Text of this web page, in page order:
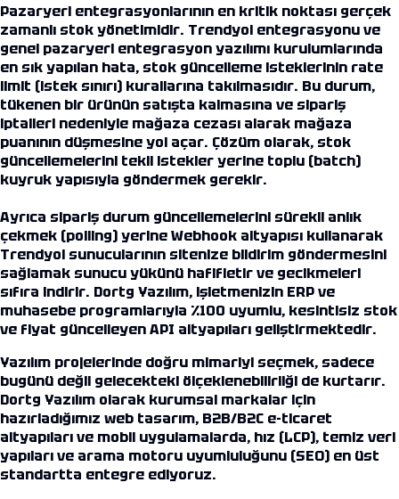
Pazaryeri entegrasyonlarının en kritik noktası gerçek
zamanlı stok yönetimidir. Trendyol entegrasyonuve
genel pazaryeri entegrasyon yazılımı kurulumlarında
en sık yapılan hata, stok güncelleme isteklerinin rate
limit (istek sınırı) kurallarına takılmasıdır. Bu durum,
tükenen bir ürünün satışta kalmasına ve sipariş
iptalleri nedeniyle mağaza cezası alarak mağaza
puanının düşmesine yol açar. Çözüm olarak, stok
güncellemelerini tekil istekler yerine toplu (batch)
kuyruk yapısıyla göndermek gerekir.
Ayrıca sipariş durum güncellemelerini sürekli anlık
çekmek (polling) yerine Webhook altyapısı kullanarak
Trendyol sunucularının sitenize bildirim göndermesini
sağlamak sunucu yükünü hafifletir ve gecikmeleri
sıfıra indirir. Dortg Yazılım, işletmenizin ERP ve
muhasebe programlarıyla %100 uyumlu, kesintisiz stok
ve fiyat güncelleyen API altyapıları geliştirmektedir.
Yazılım projelerinde doğru mimariyi seçmek, sadece
bugünü değil gelecekteki ölçeklenebilirliği de kurtarır.
Dortg Yazılım olarak kurumsal markalar için
hazırladığımız web tasarım, B2B/B2C e-ticaret
altyapıları ve mobil uygulamalarda, hız (LCP), temiz veri
yapıları ve arama motoru uyumluluğunu (SEO) en üst
standartta entegre ediyoruz.